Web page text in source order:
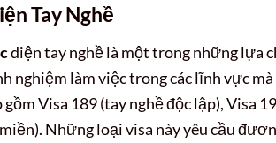
Tay Nghề
diện tay nghề là một trong những lựa
nghiệm làm việc trong các lĩnh vực
Visa 189 (tay nghề độc lập), Visa
Những loại visa này yêu cầu